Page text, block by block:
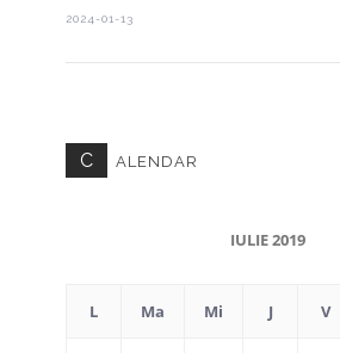
2024-01-13
C ALENDAR
IULIE 2019
L Ma Mi J V